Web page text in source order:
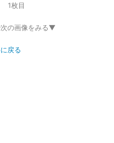
1枚目
の画像をみる▼
戻る